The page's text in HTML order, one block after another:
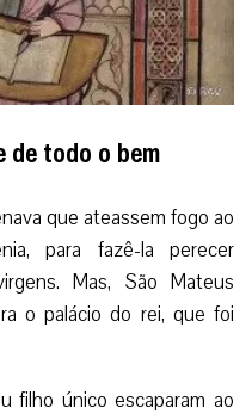
todo o bem
que ateassem fogo ao
para fazê-la perecer
Mas, São Mateus
o palácio do rei, que foi
filho único escaparam ao